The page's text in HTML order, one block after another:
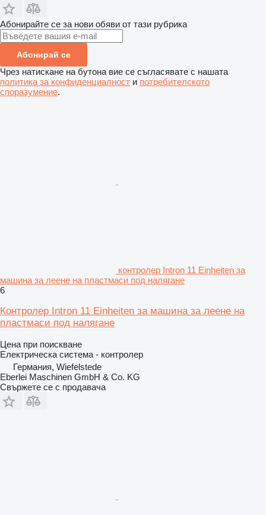
Абонирайте се за нови обяви от тази рубрика
Абонирай се
Чрез натискане на бутона вие се съгласявате с нашата
политика за конфиденциалност и потребителското
споразумение.
контролер Intron 11 Einheiten за
машина за леене на пластмаси под налягане
6
Контролер Intron 11 Einheiten за машина за леене на
пластмаси под налягане
Цена при поискване
Електрическа система - контролер
Германия, Wiefelstede
Eberlei Maschinen GmbH & Co. KG
Свържете се с продавача